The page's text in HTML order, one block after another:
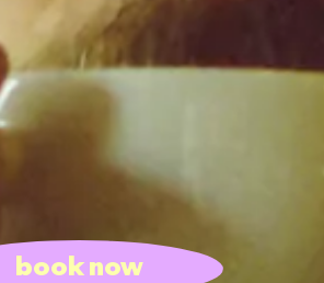
book now